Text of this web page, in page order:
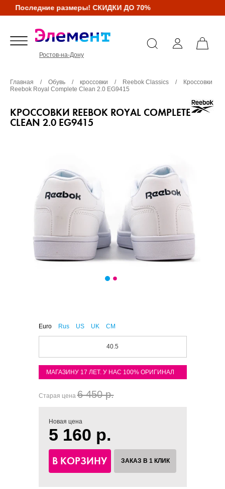
Последние размеры! СКИДКИ ДО 70%
Ростов-на-Дону
Главная / Обувь / кроссовки / Reebok Classics /
Кроссовки
Reebok Royal Complete Clean 2.0 EG9415
КРОССОВКИ REEBOK ROYAL COMPLETE
CLEAN 2.0 EG9415
Euro Rus US UK CM
40.5
МАГАЗИНУ 17 ЛЕТ. У НАС 100% ОРИГИНАЛ
Старая цена6 450 р.
Новая цена
5 160 р.
В КОРЗИНУ ЗАКАЗ В 1 КЛИК